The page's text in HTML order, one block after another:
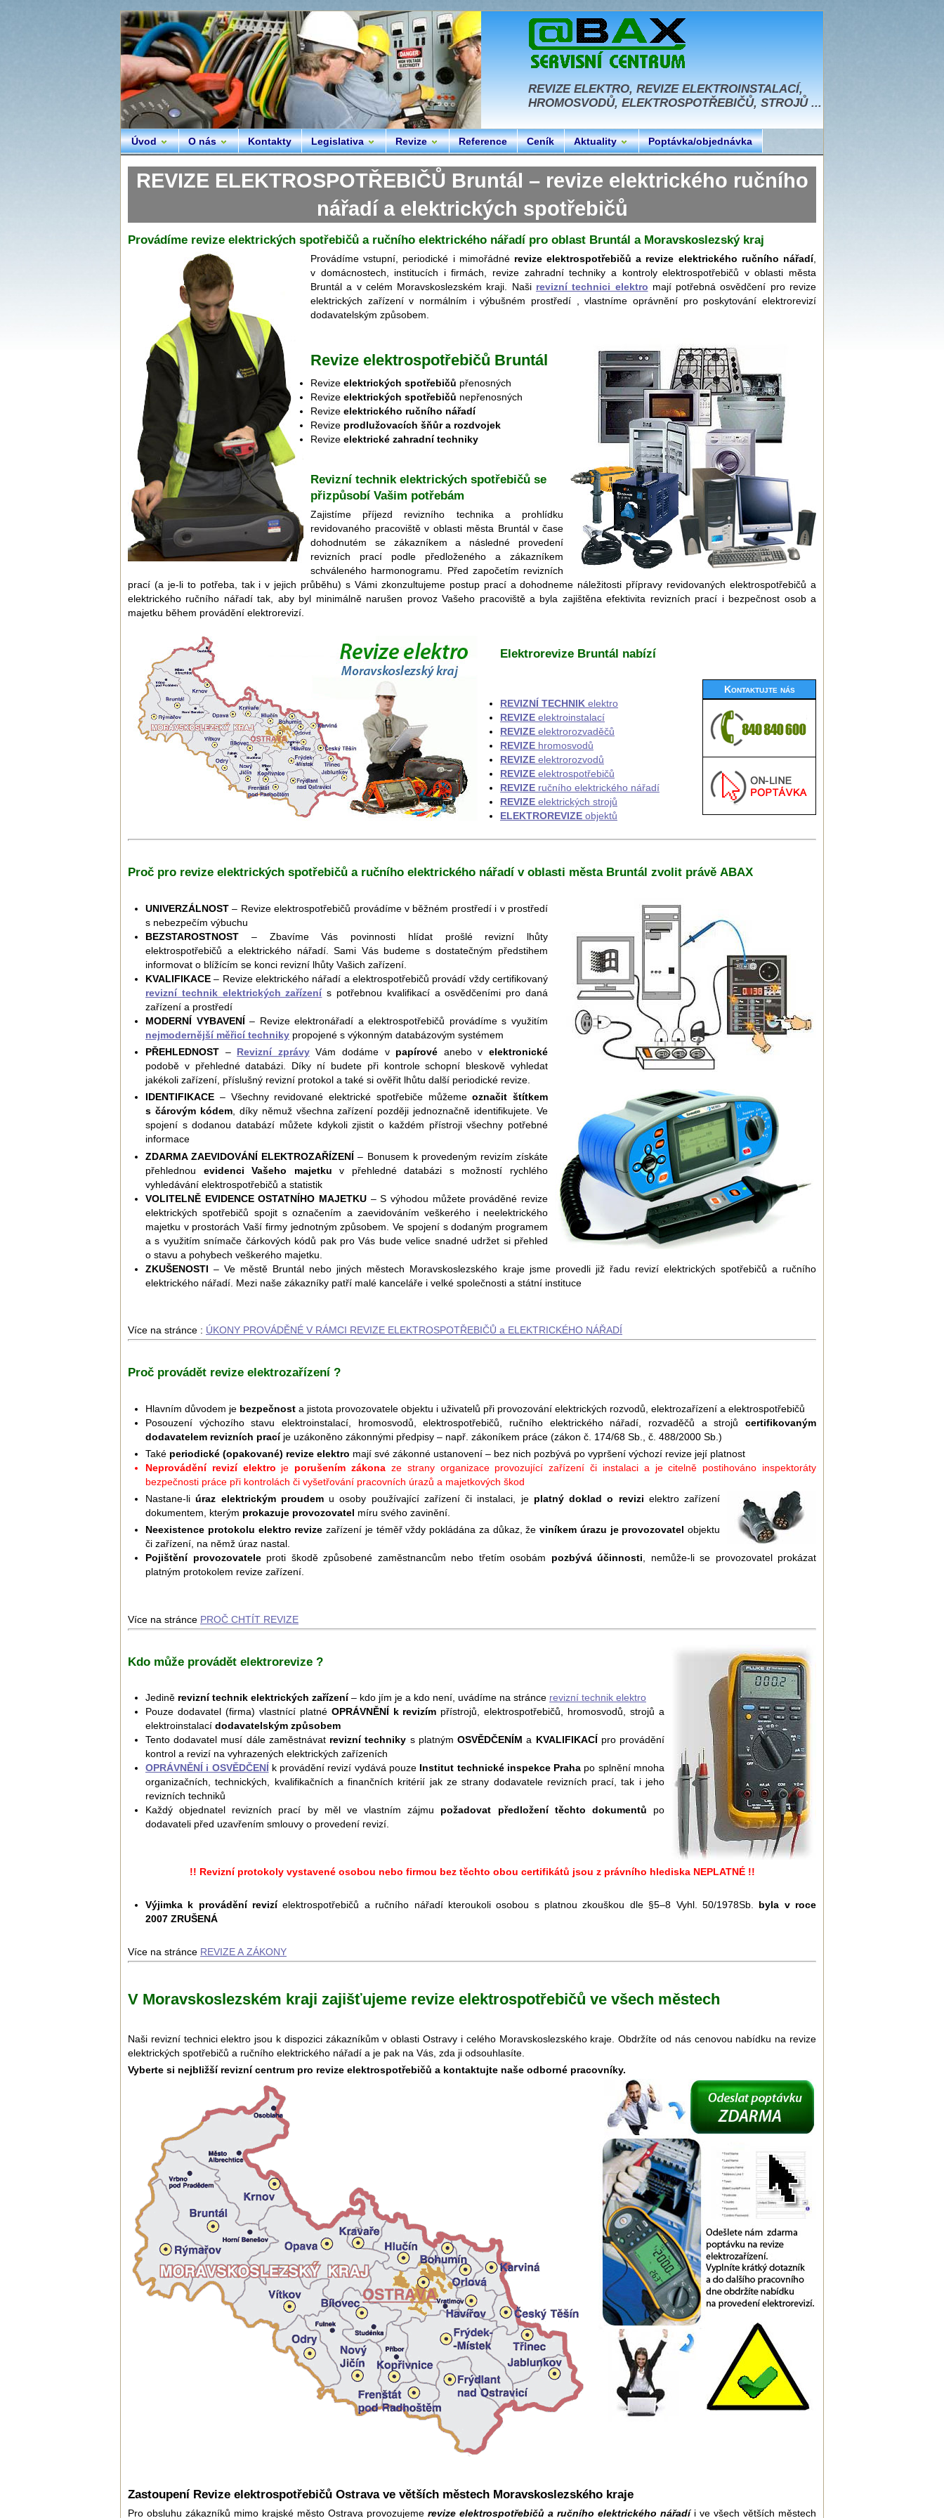
REVIZE ELEKTRO, REVIZE ELEKTROINSTALACÍ,
HROMOSVODŮ, ELEKTROSPOTŘEBIČŮ, STROJŮ ...
Úvod O nás Kontakty Legislativa Revize Reference Ceník Aktuality Poptávka/objednávka
REVIZE ELEKTROSPOTŘEBIČŮ Bruntál – revize elektrického ručního
nářadí a elektrických spotřebičů
Provádíme revize elektrických spotřebičů a ručního elektrického nářadí pro oblast Bruntál a Moravskoslezský kraj
Provádíme vstupní, periodické i mimořádné revize elektrospotřebičů a revize elektrického ručního nářadí,
v domácnostech, institucích i firmách, revize zahradní techniky a kontroly elektrospotřebičů v oblasti města
Bruntál a v celém Moravskoslezském kraji. Naši revizní technici elektro mají potřebná osvědčení pro revize
elektrických zařízení v normálním i výbušném prostředí , vlastníme oprávnění pro poskytování elektrorevizí
dodavatelským způsobem.
Revize elektrospotřebičů Bruntál
Revize elektrických spotřebičů přenosných
Revize elektrických spotřebičů nepřenosných
Revize elektrického ručního nářadí
Revize prodlužovacích šňůr a rozdvojek
Revize elektrické zahradní techniky
Revizní technik elektrických spotřebičů se
přizpůsobí Vašim potřebám
Zajistíme příjezd revizního technika a prohlídku
revidovaného pracoviště v oblasti města Bruntál v čase
dohodnutém se zákazníkem a následné provedení
revizních prací podle předloženého a zákazníkem
schváleného harmonogramu. Před započetím revizních
prací (a je-li to potřeba, tak i v jejich průběhu) s Vámi zkonzultujeme postup prací a dohodneme náležitosti přípravy revidovaných elektrospotřebičů a
elektrického ručního nářadí tak, aby byl minimálně narušen provoz Vašeho pracoviště a byla zajištěna efektivita revizních prací i bezpečnost osob a
majetku během provádění elektrorevizí.
Elektrorevize Bruntál nabízí
Kontaktujte nás
REVIZNÍ TECHNIK elektro
REVIZE elektroinstalací
REVIZE elektrorozvaděčů
REVIZE hromosvodů
REVIZE elektrorozvodů
REVIZE elektrospotřebičů
REVIZE ručního elektrického nářadí
REVIZE elektrických strojů
ELEKTROREVIZE objektů
Proč pro revize elektrických spotřebičů a ručního elektrického nářadí v oblasti města Bruntál zvolit právě ABAX
UNIVERZÁLNOST – Revize elektrospotřebičů provádíme v běžném prostředí i v prostředí
s nebezpečím výbuchu
BEZSTAROSTNOST – Zbavíme Vás povinnosti hlídat prošlé revizní lhůty
elektrospotřebičů a elektrického nářadí. Sami Vás budeme s dostatečným předstihem
informovat o blížícím se konci revizní lhůty Vašich zařízení.
KVALIFIKACE – Revize elektrického nářadí a elektrospotřebičů provádí vždy certifikovaný
revizní technik elektrických zařízení s potřebnou kvalifikací a osvědčeními pro daná
zařízení a prostředí
MODERNÍ VYBAVENÍ – Revize elektronářadí a elektrospotřebičů provádíme s využitím
nejmodernější měřicí techniky propojené s výkonným databázovým systémem
PŘEHLEDNOST – Revizní zprávyVám dodáme v papírové anebo velektronické
podobě v přehledné databázi. Díky ní budete při kontrole schopní bleskově vyhledat
jakékoli zařízení, příslušný revizní protokol a také si ověřit lhůtu další periodické revize.
IDENTIFIKACE – Všechny revidované elektrické spotřebiče můžemeoznačit štítkem
s čárovým kódem, díky němuž všechna zařízení později jednoznačně identifikujete. Ve
spojení s dodanou databází můžete kdykoli zjistit o každém přístroji všechny potřebné
informace
ZDARMA ZAEVIDOVÁNÍ ELEKTROZAŘÍZENÍ – Bonusem k provedeným revizím získáte
přehlednou evidenci Vašeho majetku v přehledné databázi s možností rychlého
vyhledávání elektrospotřebičů a statistik
VOLITELNĚ EVIDENCE OSTATNÍHO MAJETKU – S výhodou můžete prováděné revize
elektrických spotřebičů spojit s označením a zaevidováním veškerého i neelektrického
majetku v prostorách Vaší firmy jednotným způsobem. Ve spojení s dodaným programem
a s využitím snímače čárkových kódů pak pro Vás bude velice snadné udržet si přehled
o stavu a pohybech veškerého majetku.
ZKUŠENOSTI – Ve městě Bruntál nebo jiných městech Moravskoslezského kraje jsme provedli již řadu revizí elektrických spotřebičů a ručního
elektrického nářadí. Mezi naše zákazníky patří malé kanceláře i velké společnosti a státní instituce
Více na stránce : ÚKONY PROVÁDĚNÉ V RÁMCI REVIZE ELEKTROSPOTŘEBIČŮ a ELEKTRICKÉHO NÁ­ŘADÍ
Proč provádět revize elektrozařízení ?
Hlavním důvodem je bezpečnost a jistota provozovatele objektu i uživatelů při provozování elektrických rozvodů, elektrozařízení a elektrospotřebičů
Posouzení výchozího stavu elektroinstalací, hromosvodů, elektrospotřebičů, ručního elektrického nářadí, rozvaděčů a strojů certifikovaným
dodavatelem revizních pracíje uzákoněno zákonnými předpisy – např. zákoníkem práce (zákon č. 174/68 Sb., č. 488/2000 Sb.)
Také periodické (opakované) revize elektro mají své zákonné ustanovení – bez nich pozbývá po vypršení výchozí revize její platnost
Neprovádění revizí elektro je porušením zákona ze strany organizace provozující zařízení či instalaci a je citelně postihováno inspektoráty
bezpečnosti práce při kontrolách či vyšetřování pracovních úrazů a majetkových škod
Nastane-liúraz elektrickým proudemu osoby používající zařízení či instalaci, je platný doklad o revizi elektro zařízení
dokumentem, kterým prokazuje provozovatel míru svého zavinění.
Neexistence protokolu elektro revize zařízení je téměř vždy pokládána za důkaz, že viníkem úrazu je provozovatel objektu
či zařízení, na němž úraz nastal.
Pojištění provozovateleproti škodě způsobené zaměstnancům nebo třetím osobám pozbývá účinnosti, nemůže-li se provozovatel prokázat
platným protokolem revize zařízení.
Více na stránce PROČ CHTÍT REVIZE
Kdo může provádět elektrorevize ?
Jedině revizní technik elektrických zařízení– kdo jím je a kdo není, uvádíme na stránce revizní technik elektro
Pouze dodavatel (firma) vlastnící platné OPRÁVNĚNÍ k revizím přístrojů, elektrospotřebičů, hromosvodů, strojů a
elektroinstalací dodavatelským způsobem
Tento dodavatel musí dále zaměstnávat revizní techniky s platnýmOSVĚDČENÍM a KVALIFIKACÍ pro provádění
kontrol a revizí na vyhrazených elektrických zařízeních
OPRÁVNĚNÍ i OSVĚDČENÍ k provádění revizí vydává pouze Institut technické inspekce Praha po splnění mnoha
organizačních, technických, kvalifikačních a finančních kritérií jak ze strany dodavatele revizních prací, tak i jeho
revizních techniků
Každý objednatel revizních prací by měl ve vlastním zájmu požadovat předložení těchto dokumentů po
dodavateli před uzavřením smlouvy o provedení revizí.
!! Revizní protokoly vystavené osobou nebo firmou bez těchto obou certifikátů jsou z právního hlediska NEPLATNÉ !!
Výjimka k provádění revizíelektrospotřebičů a ručního nářadí kteroukoli osobou s platnou zkouškou dle §5–8 Vyhl. 50/1978Sb. byla v roce
2007 ZRUŠENÁ
Více na stránce REVIZE A ZÁKONY
V Moravskoslezském kraji zajišťujeme revize elektrospotřebičů ve všech městech
Naši revizní technici elektro jsou k dispozici zákazníkům v oblasti Ostravy i celého Moravskoslezského kraje. Obdržíte od nás cenovou nabídku na revize
elektrických spotřebičů a ručního elektrického nářadí a je pak na Vás, zda ji odsouhlasíte.
Vyberte si nejbližší revizní centrum pro revize elektrospotřebičů a kontaktujte naše odborné pracovníky.
Zastoupení Revize elektrospotřebičů Ostrava ve větších městech Moravskoslezské­ho kraje
Pro obsluhu zákazníků mimo krajské město Ostrava provozujeme revize elektrospotřebičů a ručního elektrického nářadíi ve všech větších městech